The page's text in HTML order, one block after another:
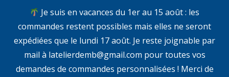
Je suis en vacances du 1er au 15 août : les
commandes restent possibles mais elles ne seront
expédiées que le lundi 17 août. Je reste joignable par
mail à latelierdemb@gmail.com pour toutes vos
demandes de commandes personnalisées ! Merci de